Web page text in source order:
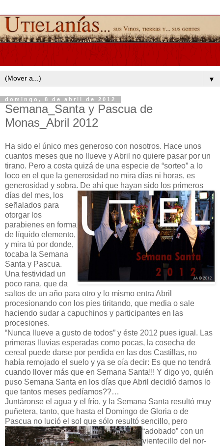
▼
domingo, 8 de abril de 2012
Semana_Santa y Pascua de
Monas_Abril 2012
Ha sido el único mes generoso con nosotros. Hace unos
cuantos meses que no llueve y Abril no quiere pasar por un
tirano. Pero a costa quizá de una especie de “sorteo” a lo
loco en el que la generosidad no mira días ni horas, es
generosidad y sobra. De ahí que hayan sido los primeros
días del mes, los
señalados para
otorgar los
parabienes en forma
de líquido elemento,
y mira tú por donde,
tocaba la Semana
Santa y Pascua.
Una festividad un
poco rana, que da
saltos de un año para otro y lo mismo entra Abril
procesionando con los pies tiritando, que media o sale
haciendo sudar a capuchinos y participantes en las
procesiones.
“Nunca llueve a gusto de todos” y éste 2012 pues igual. Las
primeras lluvias esperadas como pocas, la cosecha de
cereal puede darse por perdida en las dos Castillas, no
había remojado el suelo y ya se oía decir: Es que no tendrá
cuando llover más que en Semana Santa!!! Y digo yo, quién
puso Semana Santa en los días que Abril decidió darnos lo
que tantos meses pedíamos??…
Juntáronse el agua y el frío, y la Semana Santa resultó muy
puñetera, tanto, que hasta el Domingo de Gloria o de
Pascua no lució el sol que sólo resultó sencillo, pero
“adobado” con un
vientecillo del nor-